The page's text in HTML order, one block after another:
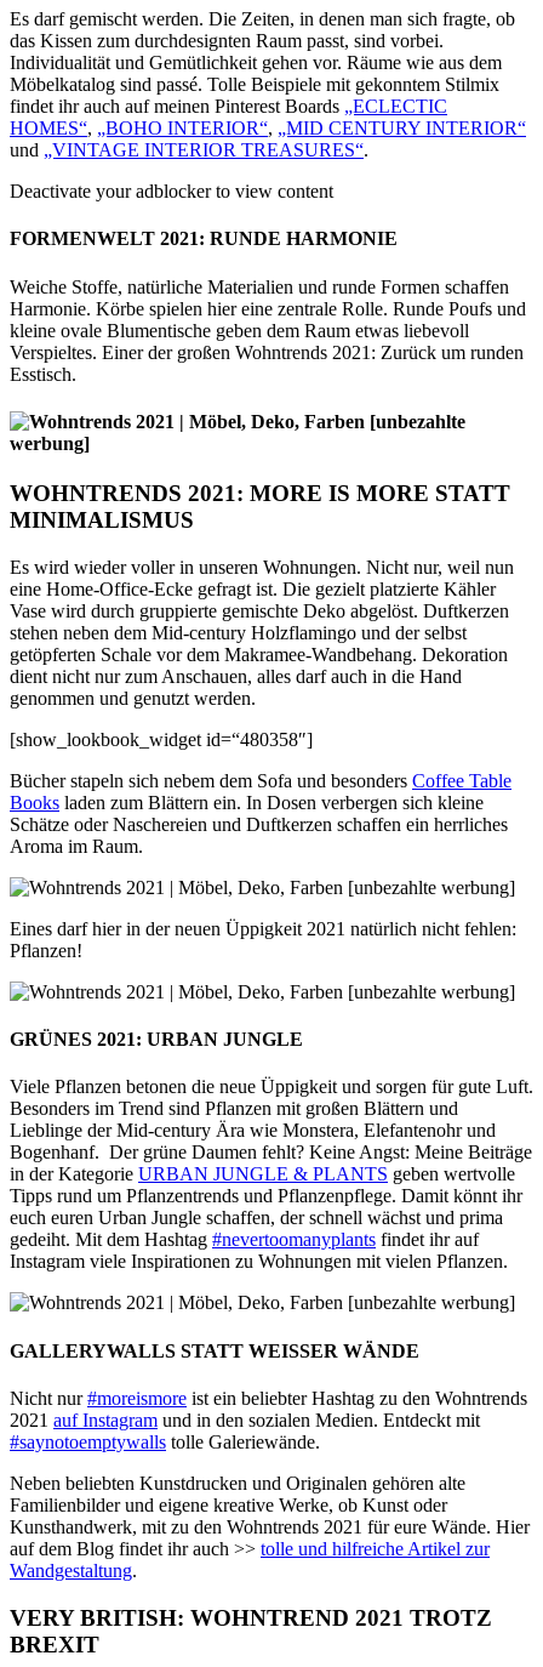
Es darf gemischt werden. Die Zeiten, in denen man sich fragte, ob
das Kissen zum durchdesignten Raum passt, sind vorbei.
Individualität und Gemütlichkeit gehen vor. Räume wie aus dem
Möbelkatalog sind passé. Tolle Beispiele mit gekonntem Stilmix
findet ihr auch auf meinen Pinterest Boards „ECLECTIC
HOMES“, „BOHO INTERIOR“, „MID CENTURY INTERIOR“
und „VINTAGE INTERIOR TREASURES“.
Deactivate your adblocker to view content
FORMENWELT 2021: RUNDE HARMONIE
Weiche Stoffe, natürliche Materialien und runde Formen schaffen
Harmonie. Körbe spielen hier eine zentrale Rolle. Runde Poufs und
kleine ovale Blumentische geben dem Raum etwas liebevoll
Verspieltes. Einer der großen Wohntrends 2021: Zurück um runden
Esstisch.
WOHNTRENDS 2021: MORE IS MORE STATT
MINIMALISMUS
Es wird wieder voller in unseren Wohnungen. Nicht nur, weil nun
eine Home-Office-Ecke gefragt ist. Die gezielt platzierte Kähler
Vase wird durch gruppierte gemischte Deko abgelöst. Duftkerzen
stehen neben dem Mid-century Holzflamingo und der selbst
getöpferten Schale vor dem Makramee-Wandbehang. Dekoration
dient nicht nur zum Anschauen, alles darf auch in die Hand
genommen und genutzt werden.
[show_lookbook_widget id=“480358″]
Bücher stapeln sich nebem dem Sofa und besonders Coffee Table
Books laden zum Blättern ein. In Dosen verbergen sich kleine
Schätze oder Naschereien und Duftkerzen schaffen ein herrliches
Aroma im Raum.
Eines darf hier in der neuen Üppigkeit 2021 natürlich nicht fehlen:
Pflanzen!
GRÜNES 2021: URBAN JUNGLE
Viele Pflanzen betonen die neue Üppigkeit und sorgen für gute Luft.
Besonders im Trend sind Pflanzen mit großen Blättern und
Lieblinge der Mid-century Ära wie Monstera, Elefantenohr und
Bogenhanf. Der grüne Daumen fehlt? Keine Angst: Meine Beiträge
in der Kategorie URBAN JUNGLE & PLANTS geben wertvolle
Tipps rund um Pflanzentrends und Pflanzenpflege. Damit könnt ihr
euch euren Urban Jungle schaffen, der schnell wächst und prima
gedeiht. Mit dem Hashtag #nevertoomanyplants findet ihr auf
Instagram viele Inspirationen zu Wohnungen mit vielen Pflanzen.
GALLERYWALLS STATT WEISSER WÄNDE
Nicht nur#moreismore ist ein beliebter Hashtag zu den Wohntrends
2021 auf Instagram und in den sozialen Medien. Entdeckt mit
#saynotoemptywalls tolle Galeriewände.
Neben beliebten Kunstdrucken und Originalen gehören alte
Familienbilder und eigene kreative Werke, ob Kunst oder
Kunsthandwerk, mit zu den Wohntrends 2021 für eure Wände. Hier
auf dem Blog findet ihr auch >> tolle und hilfreiche Artikel zur
Wandgestaltung.
VERY BRITISH: WOHNTREND 2021 TROTZ
BREXIT